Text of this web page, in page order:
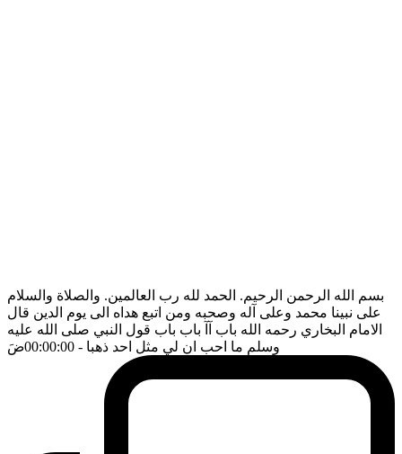
بسم الله الرحمن الرحيم. الحمد لله رب العالمين. والصلاة والسلام
على نبينا محمد وعلى آله وصحبه ومن اتبع هداه الى يوم الدين قال
الامام البخاري رحمه الله باب آآ باب باب قول النبي صلى الله عليه
وسلم ما احب ان لي مثل احد ذهبا - 00:00:00 ضَ